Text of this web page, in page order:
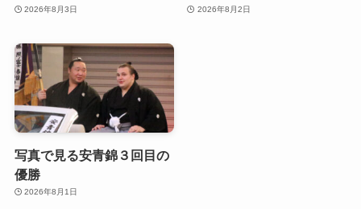
2026年8月3日 2026年8月2日
写真で見る安青錦３回目の
優勝
2026年8月1日